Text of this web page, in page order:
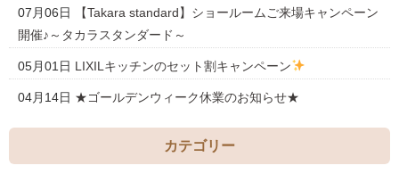
07月06日
【Takara standard】ショールームご来場キャンペーン
開催♪～タカラスタンダード～
05月01日 LIXILキッチンのセット割キャンペーン
04月14日 ★ゴールデンウィーク休業のお知らせ★
カテゴリー